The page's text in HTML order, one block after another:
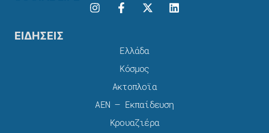
ΕΙΔΗΣΕΙΣ
Ελλάδα
Κόσμος
Ακτοπλοϊα
ΑΕΝ – Εκπαίδευση
Κρουαζιέρα